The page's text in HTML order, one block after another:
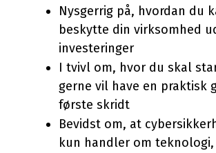
Nysgerrig på, hvordan du
beskytte din virksomhed
investeringer
I tvivl om, hvor du skal
gerne vil have en praktisk
første skridt
Bevidst om, at
kun handler om teknologi,